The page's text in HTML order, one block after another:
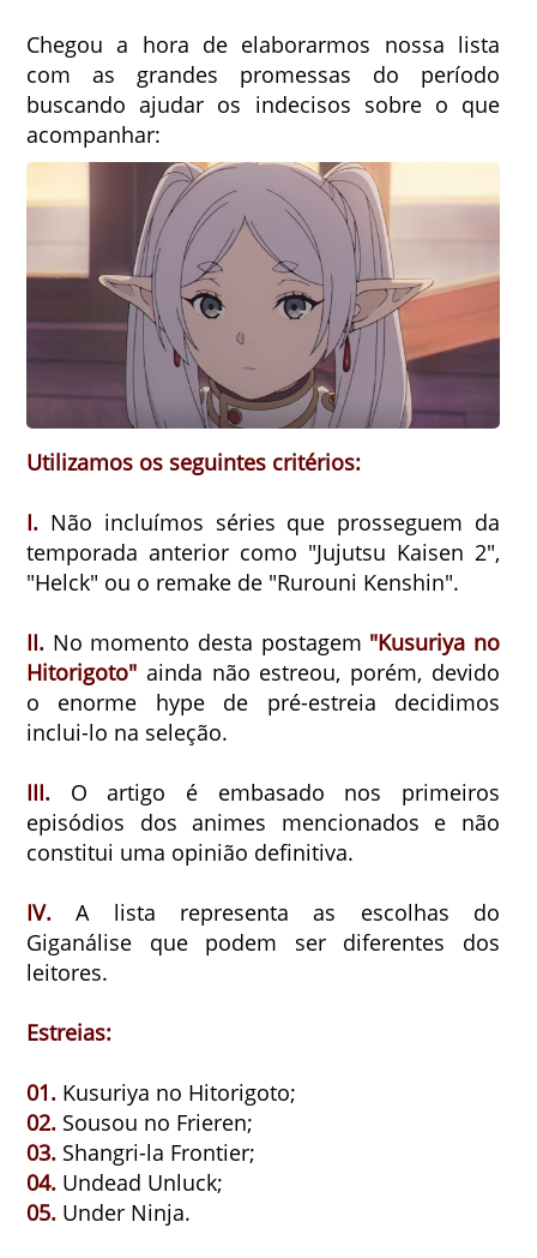
Chegou a hora de elaborarmos nossa lista
com as grandes promessas do período
buscando ajudar os indecisos sobre o que
acompanhar:
Utilizamos os seguintes critérios:
I. Não incluímos séries que prosseguem da
temporada anterior como "Jujutsu Kaisen 2",
"Helck" ou o remake de "Rurouni Kenshin".
II. No momento desta postagem "Kusuriya no
Hitorigoto" ainda não estreou, porém, devido
o enorme hype de pré-estreia decidimos
inclui-lo na seleção.
III. O artigo é embasado nos primeiros
episódios dos animes mencionados e não
constitui uma opinião definitiva.
IV. A lista representa as escolhas do
Giganálise que podem ser diferentes dos
leitores.
Estreias:
01. Kusuriya no Hitorigoto;
02. Sousou no Frieren;
03. Shangri-la Frontier;
04. Undead Unluck;
05. Under Ninja.